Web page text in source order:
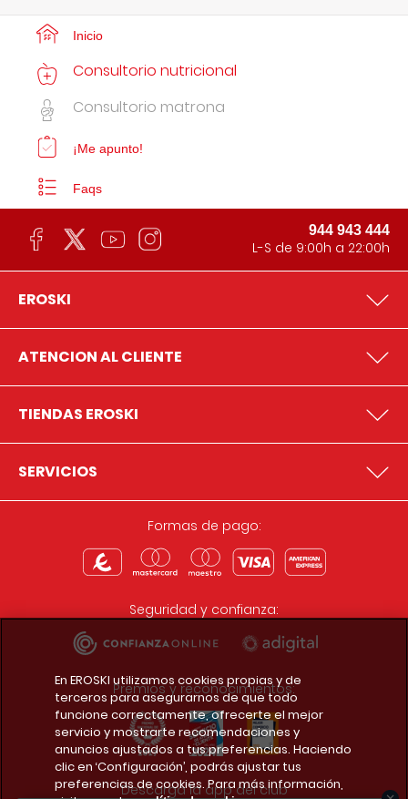
Inicio
Consultorio nutricional
Consultorio matrona
¡Me apunto!
Faqs
944 943 444
L-S de 9:00h a 22:00h
EROSKI
ATENCION AL CLIENTE
TIENDAS EROSKI
SERVICIOS
Formas de pago:
Seguridad y confianza:
Premios y reconocimientos:
Descarga la app del club
En EROSKI utilizamos cookies propias y de
terceros para asegurarnos de que todo
funcione correctamente, ofrecerte el mejor
servicio y mostrarte recomendaciones y
anuncios ajustados a tus preferencias. Haciendo
clic en ‘Configuración’, podrás ajustar tus
preferencias de cookies. Para más información,